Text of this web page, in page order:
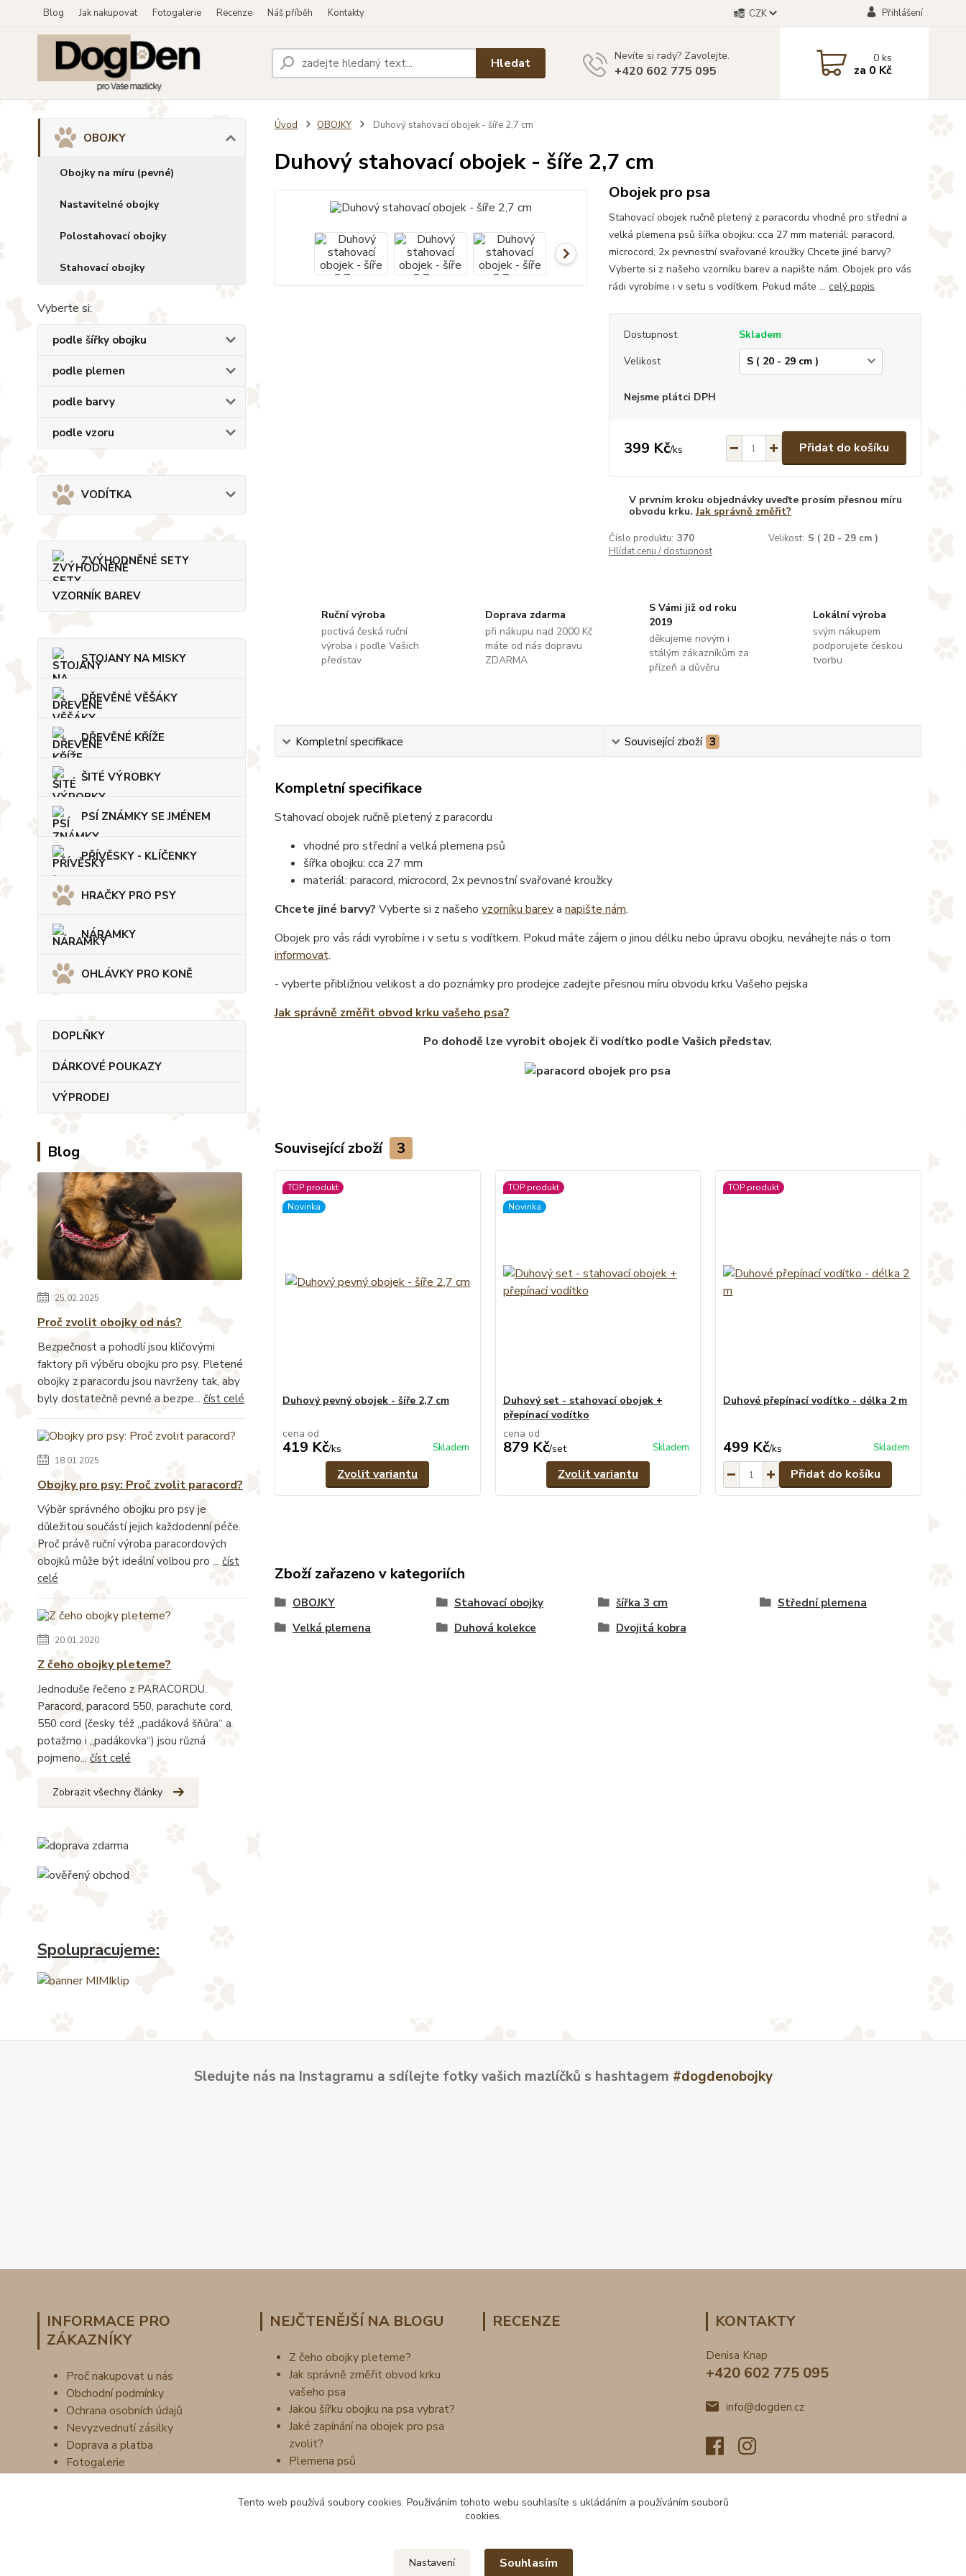
Blog Jak nakupovat Fotogalerie Recenze Náš příběh Kontakty CZK Přihlášení
Hledat Nevíte si rady? Zavolejte.
+420 602 775 095
0ks
za 0 Kč
OBOJKY
Obojky na míru (pevné)
Nastavitelné obojky
Polostahovací obojky
Stahovací obojky
Vyberte si:
podle šířky obojku
podle plemen
podle barvy
podle vzoru
VODÍTKA
ZVÝHODNĚNÉ SETY
VZORNÍK BAREV
STOJANY NA MISKY
DŘEVĚNÉ VĚŠÁKY
DŘEVĚNÉ KŘÍŽE
ŠITÉ VÝROBKY
PSÍ ZNÁMKY SE JMÉNEM
PŘÍVĚSKY - KLÍČENKY
HRAČKY PRO PSY
NÁRAMKY
OHLÁVKY PRO KONĚ
DOPLŇKY
DÁRKOVÉ POUKAZY
VÝPRODEJ
Blog
25.02.2025
Proč zvolit obojky od nás?
Bezpečnost a pohodlí jsou klíčovými
faktory při výběru obojku pro psy. Pletené
obojky z paracordu jsou navrženy tak, aby
byly dostatečně pevné a bezpe... číst celé
18.01.2025
Obojky pro psy: Proč zvolit paracord?
Výběr správného obojku pro psy je
důležitou součástí jejich každodenní péče.
Proč právě ruční výroba paracordových
obojků může být ideální volbou pro ... číst
celé
20.01.2020
Z čeho obojky pleteme?
Jednoduše řečeno z PARACORDU.
Paracord, paracord 550, parachute cord,
550 cord (česky též „padáková šňůra“ a
potažmo i „padákovka“) jsou různá
pojmeno... číst celé
Zobrazit všechny články
Spolupracujeme:
Úvod OBOJKY Duhový stahovací obojek - šíře 2,7 cm
Duhový stahovací obojek - šíře 2,7 cm
Obojek pro psa
Stahovací obojek ručně pletený z paracordu vhodné pro střední a
velká plemena psů šířka obojku: cca 27 mm materiál: paracord,
microcord, 2x pevnostní svařované kroužky Chcete jiné barvy?
Vyberte si z našeho vzorníku barev a napište nám. Obojek pro vás
rádi vyrobíme i v setu s vodítkem. Pokud máte ... celý popis
Dostupnost
Skladem
Velikost
Nejsme plátci DPH
399 Kč/ks Přidat do košíku
V prvním kroku objednávky uveďte prosím přesnou míru
obvodu krku.Jak správně změřit?
Číslo produktu: 370 Velikost: S ( 20 - 29 cm )
Hlídat cenu / dostupnost
Ruční výroba
poctivá česká ruční
výroba i podle Vašich
představ
Doprava zdarma
při nákupu nad 2000 Kč
máte od nás dopravu
ZDARMA
S Vámi již od roku
2019
děkujeme novým i
stálým zákazníkům za
přízeň a důvěru
Lokální výroba
svým nákupem
podporujete českou
tvorbu
Kompletní specifikace Související zboží 3
Kompletní specifikace
Stahovací obojek ručně pletený z paracordu
vhodné pro střední a velká plemena psů
šířka obojku: cca 27 mm
materiál: paracord, microcord, 2x pevnostní svařované kroužky
Chcete jiné barvy? Vyberte si z našeho vzorníku bareva napište nám.
Obojek pro vás rádi vyrobíme i v setu s vodítkem. Pokud máte zájem o jinou délku nebo úpravu obojku, neváhejte nás o tom
informovat.
- vyberte přibližnou velikost a do poznámky pro prodejce zadejte přesnou míru obvodu krku Vašeho pejska
Jak správně změřit obvod krku vašeho psa?
Po dohodě lze vyrobit obojek či vodítko podle Vašich představ.
Související zboží 3
TOP produkt
Novinka
Duhový pevný obojek - šíře 2,7 cm
cena od
419 Kč/ks Skladem
Zvolit variantu
TOP produkt
Novinka
Duhový set - stahovací obojek +
přepínací vodítko
cena od
879 Kč/set Skladem
Zvolit variantu
TOP produkt
Duhové přepínací vodítko - délka 2 m
499 Kč/ks Skladem
Přidat do košíku
Zboží zařazeno v kategoriích
OBOJKY Stahovací obojky šířka 3 cm
Střední plemena
Velká plemena
Duhová kolekce Dvojitá kobra
Sledujte nás na Instagramu a sdílejte fotky vašich mazlíčků s hashtagem #dogdenobojky
INFORMACE PRO
ZÁKAZNÍKY
Proč nakupovat u nás
Obchodní podmínky
Ochrana osobních údajů
Nevyzvednutí zásilky
Doprava a platba
Fotogalerie
NEJČTENĚJŠÍ NA BLOGU
Z čeho obojky pleteme?
Jak správně změřit obvod krku
vašeho psa
Jakou šířku obojku na psa vybrat?
Jaké zapínání na obojek pro psa
zvolit?
Plemena psů
RECENZE KONTAKTY
Denisa Knap
+420 602 775 095
info@dogden.cz
Tento web používá soubory cookies. Používáním tohoto webu souhlasíte s ukládáním a používáním souborů
cookies.
Nastavení Souhlasím